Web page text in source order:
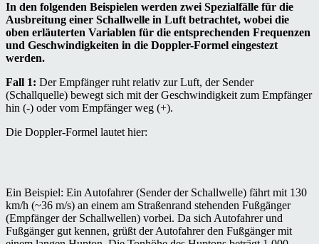
In den folgenden Beispielen werden zwei Spezialfälle für die
Ausbreitung einer Schallwelle in Luft betrachtet, wobei die
oben erläuterten Variablen für die entsprechenden Frequenzen
und Geschwindigkeiten in die Doppler-Formel eingestezt
werden.
Fall 1: Der Empfänger ruht relativ zur Luft, der Sender
(Schallquelle) bewegt sich mit der Geschwindigkeit zum Empfänger
hin (-) oder vom Empfänger weg (+).
Die Doppler-Formel lautet hier:
Ein Beispiel: Ein Autofahrer (Sender der Schallwelle) fährt mit 130
km/h (~36 m/s) an einem am Straßenrand stehenden Fußgänger
(Empfänger der Schallwellen) vorbei. Da sich Autofahrer und
Fußgänger gut kennen, grüßt der Autofahrer den Fußgänger mit